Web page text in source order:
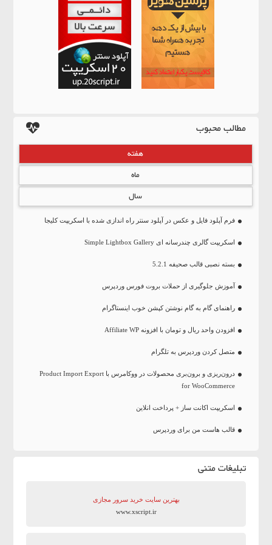
مطالب محبوب
هفته
ماه
سال
فرم آپلود فایل و عکس در آپلود سنتر راه اندازی شده با اسکریپت کلیجا
اسکریپت گالری چندرسانه ای Simple Lightbox Gallery
بسته نصبی قالب صحیفه 5.2.1
آموزش جلوگیری از حملات بروت فورس وردپرس
راهنمای گام به گام نوشتن کپشن خوب اینستاگرام
افزودن واحد ریال و تومان با افزونه Affiliate WP
متصل کردن وردپرس به تلگرام
درون‌ریزی و برون‌بری محصولات در ووکامرس با Product Import Export
for WooCommerce
اسکریپت اکانت ساز + پرداخت انلاین
قالب هاست من برای وردپرس
تبلیغات متنی
بهترین سایت‌ خرید سرور مجازی
www.xscript.ir